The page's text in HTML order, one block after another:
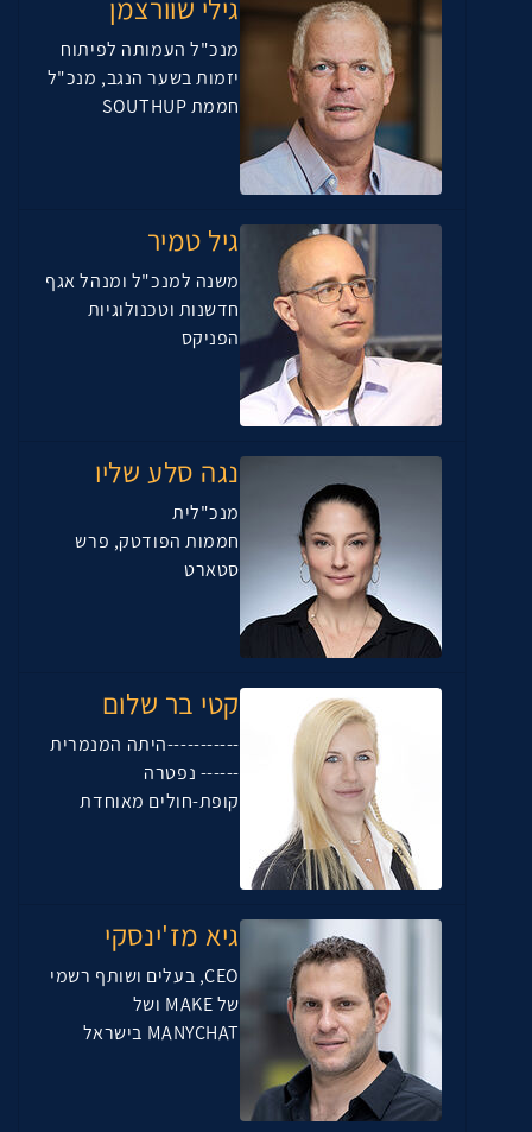
גילי שוורצמן
מנכ"ל העמותה לפיתוח
יזמות בשער הנגב, מנכ"ל
חממת SOUTHUP
גיל טמיר
משנה למנכ"ל ומנהל אגף
חדשנות וטכנולוגיות
הפניקס
נגה סלע שליו
מנכ"לית
חממות הפודטק, פרש
סטארט
קטי בר שלום
-----------היתה המנמרית
------ נפטרה
קופת-חולים מאוחדת
גיא מז'ינסקי
CEO, בעלים ושותף רשמי
של MAKE ושל
MANYCHAT בישראל